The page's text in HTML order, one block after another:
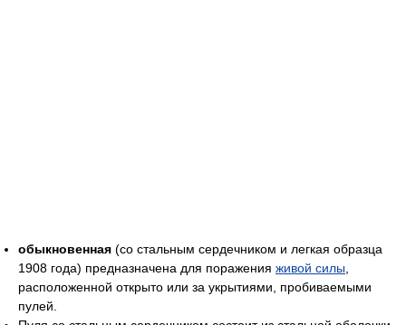
обыкновенная (со стальным сердечником и легкая образца
1908 года) предназначена для поражения живой силы
расположенной открыто или за укрытиями, пробиваемыми
пулей.